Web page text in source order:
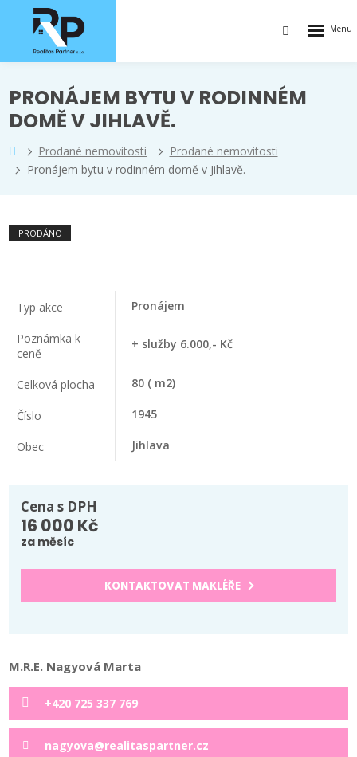
Vyhledávání
PRONÁJEM BYTU V RODINNÉM
DOMĚ V JIHLAVĚ.
Prodané nemovitosti
Prodané nemovitosti
Pronájem bytu v rodinném domě v Jihlavě.
PRODÁNO
Typ akce Pronájem
Poznámka k
ceně
+ služby 6.000,- Kč
Celková plocha 80 ( m2)
Číslo 1945
Obec Jihlava
Cena s DPH
16 000 Kč
za měsíc
KONTAKTOVAT MAKLÉŘE
M.R.E. Nagyová Marta
+420 725 337 769
nagyova@realitaspartner.cz